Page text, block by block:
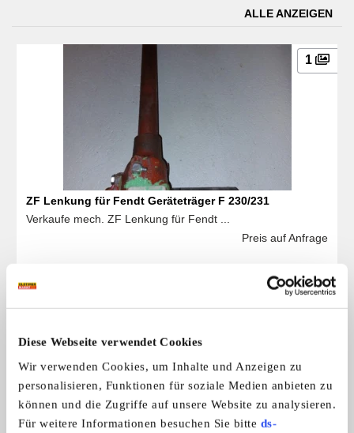
Diese Webseite verwendet Cookies
Wir verwenden Cookies, um Inhalte und Anzeigen zu
personalisieren, Funktionen für soziale Medien anbieten zu
können und die Zugriffe auf unsere Website zu analysieren.
Für weitere Informationen besuchen Sie bitte ds-
ALLE ANZEIGEN
1
ZF Lenkung für Fendt Geräteträger F 230/231
Verkaufe mech. ZF Lenkung für Fendt ...
Preis auf Anfrage
1